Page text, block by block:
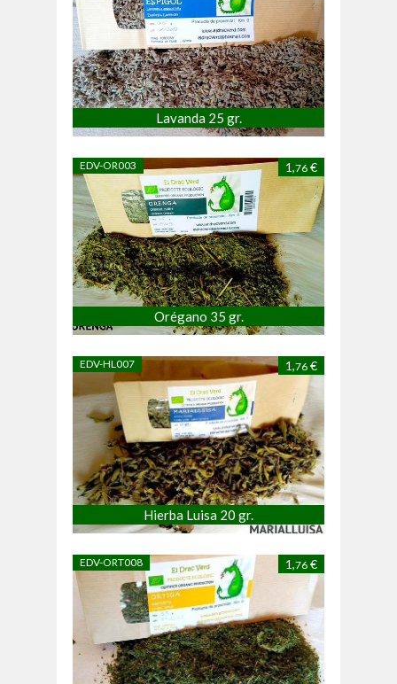
Lavanda 25 gr.
EDV-OR003 1,76 €
Orégano 35 gr.
EDV-HL007 1,76 €
Hierba Luisa 20 gr.
EDV-ORT008 1,76 €